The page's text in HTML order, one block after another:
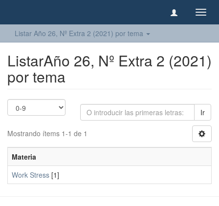
Listar Año 26, Nº Extra 2 (2021) por tema
ListarAño 26, Nº Extra 2 (2021)
por tema
Ir
Mostrando ítems 1-1 de 1
Materia
Work Stress [1]